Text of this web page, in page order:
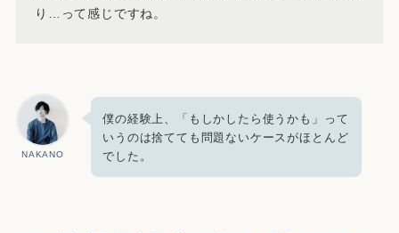
り…って感じですね。
NAKANO
僕の経験上、「もしかしたら使うかも」って
いうのは捨てても問題ないケースがほとんど
でした。